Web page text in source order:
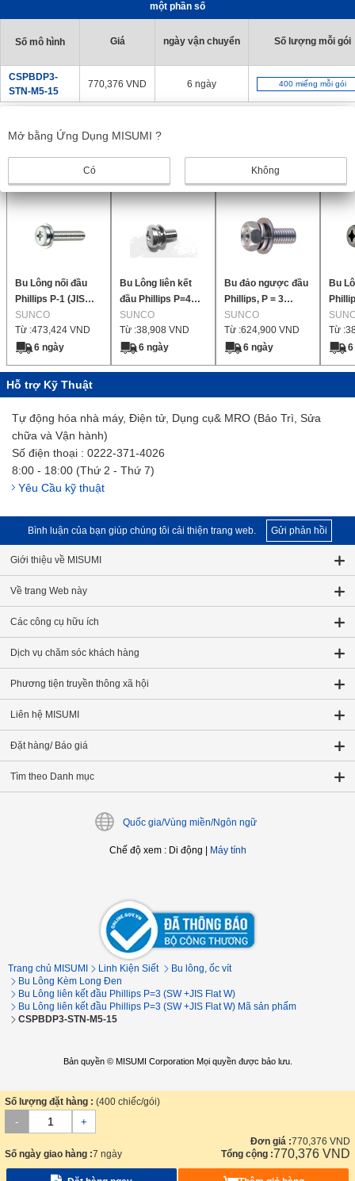
một phần số
Số mô hình Giá ngày vận chuyển Số lượng mỗi gói
CSPBDP3-
STN-M5-15
770,376 VND 6 ngày 400 miếng mỗi gói
Sản phẩm giống nhau
Bu Lông nối đầu
Phillips P-1 (JIS
Flat W) 【350-1,500
miếng mỗi gói】
SUNCO
Từ :473,424 VND
6 ngày
Bu Lông liên kết
đầu Phillips P=4
(SW +JIS phẳng
nhỏ W) 【1-3,000
miếng mỗi gói】
SUNCO
Từ :38,908 VND
6 ngày
Bu đảo ngược đầu
Phillips, P = 3
(SW+JIS Flat W)
【120-500 miếng
mỗi gói】
SUNCO
Từ :624,900 VND
6 ngày
Bu
【1-
mỗi
Từ :
Hỗ trợ Kỹ Thuật
Tự động hóa nhà máy, Điện tử, Dụng cụ& MRO (Bảo Trì, Sửa
chữa và Vận hành)
Số điện thoại : 0222-371-4026
8:00 - 18:00 (Thứ 2 - Thứ 7)
Yêu Cầu kỹ thuật
Bình luận của bạn giúp chúng tôi cải thiện trang web. Gửi phản hồi
Giới thiệu về MISUMI
Về trang Web này
Các công cụ hữu ích
Dịch vụ chăm sóc khách hàng
Phương tiện truyền thông xã hội
Liên hệ MISUMI
Đặt hàng/ Báo giá
Tìm theo Danh mục
Quốc gia/Vùng miền/Ngôn ngữ
Chế độ xem: Di động Máy tính
Trang chủ MISUMI Linh Kiện Siết
Bu lông, ốc vít
Bu Lông Kèm Long Đen
Bu Lông liên kết đầu Phillips P=3 (SW +JIS Flat W)
Bu Lông liên kết đầu Phillips P=3 (SW +JIS Flat W) Mã sản phẩm
CSPBDP3-STN-M5-15
Bản quyền © MISUMI Corporation Mọi quyền được bảo lưu.
Số lượng đặt hàng : (400 chiếc/gói)
- +
Số ngày giao hàng :7 ngày
Đơn giá :770,376 VND
Tổng cộng :770,376 VND
Mở bằng Ứng Dụng MISUMI ?
Có Không